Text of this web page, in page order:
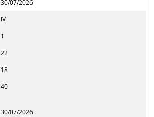
30/07/2026
IV
1
22
18
40
30/07/2026